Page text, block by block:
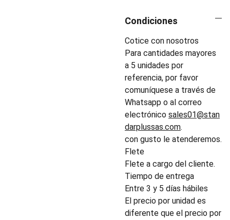
Condiciones
Cotice con nosotros
Para cantidades mayores
a 5 unidades por
referencia, por favor
comuníquese a través de
Whatsapp o al correo
electrónico sales01@stan
darplussas.com.
con gusto le atenderemos.
Flete
Flete a cargo del cliente.
Tiempo de entrega
Entre 3 y 5 días hábiles
El precio por unidad es
diferente que el precio por